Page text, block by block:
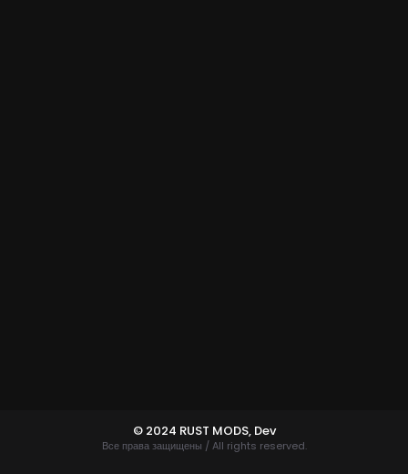
© 2024 RUST MODS, Dev
Все права защищены / All rights reserved.